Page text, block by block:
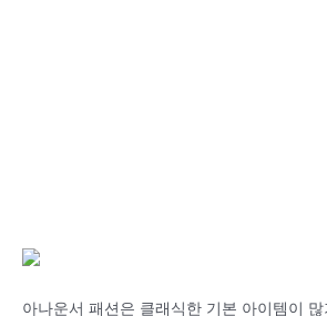
아나운서 패션은 클래식한 기본 아이템이